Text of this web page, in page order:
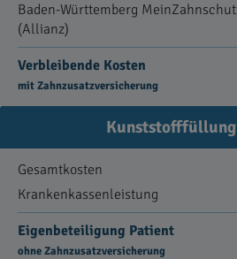
Baden-Württemberg
(Allianz)
Verbleibende Kosten
mit Zahnzusatzversicherung
Gesamtkosten
Krankenkassenleistung
Eigenbeteiligung Patient
ohne Zahnzusatzversicherung